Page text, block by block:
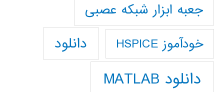
جعبه ابزار شبکه عصبی
خودآموز HSPICE دانلود
دانلود MATLAB